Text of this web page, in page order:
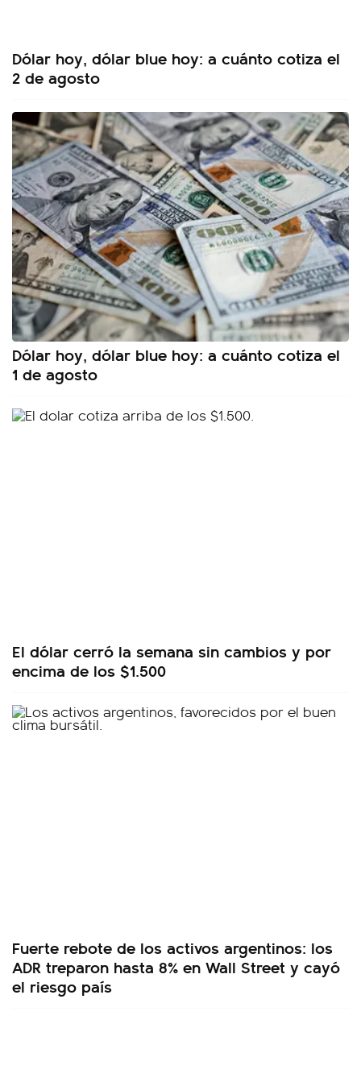
Dólar hoy, dólar blue hoy: a cuánto cotiza el
2 de agosto
Dólar hoy, dólar blue hoy: a cuánto cotiza el
1 de agosto
El dólar cerró la semana sin cambios y por
encima de los $1.500
Fuerte rebote de los activos argentinos: los
ADR treparon hasta 8% en Wall Street y cayó
el riesgo país